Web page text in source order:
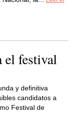
el festival
y definitiva
candidatos a
Festival de